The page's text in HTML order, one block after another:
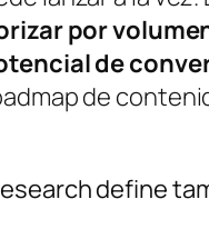
por
de
de
define